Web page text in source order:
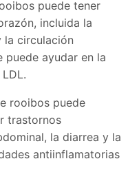
puede tener
incluida la
la circulación
puede ayudar en la
rooibos puede
trastornos
la diarrea y la
antiinflamatorias